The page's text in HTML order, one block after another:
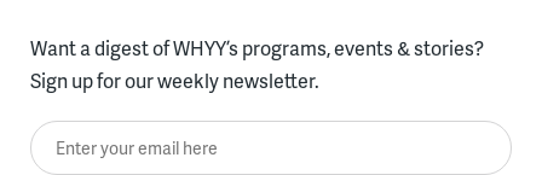
Want a digest of WHYY’s programs, events & stories?
Sign up for our weekly newsletter.
Enter your email here